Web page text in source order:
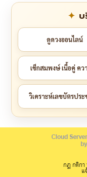
บ
ดูดวงออนไลน์
เช็กสมพงษ์ เนื้อคู่ คว
วิเคราะห์เลขบัตรปร
กฎ กติกา
แ